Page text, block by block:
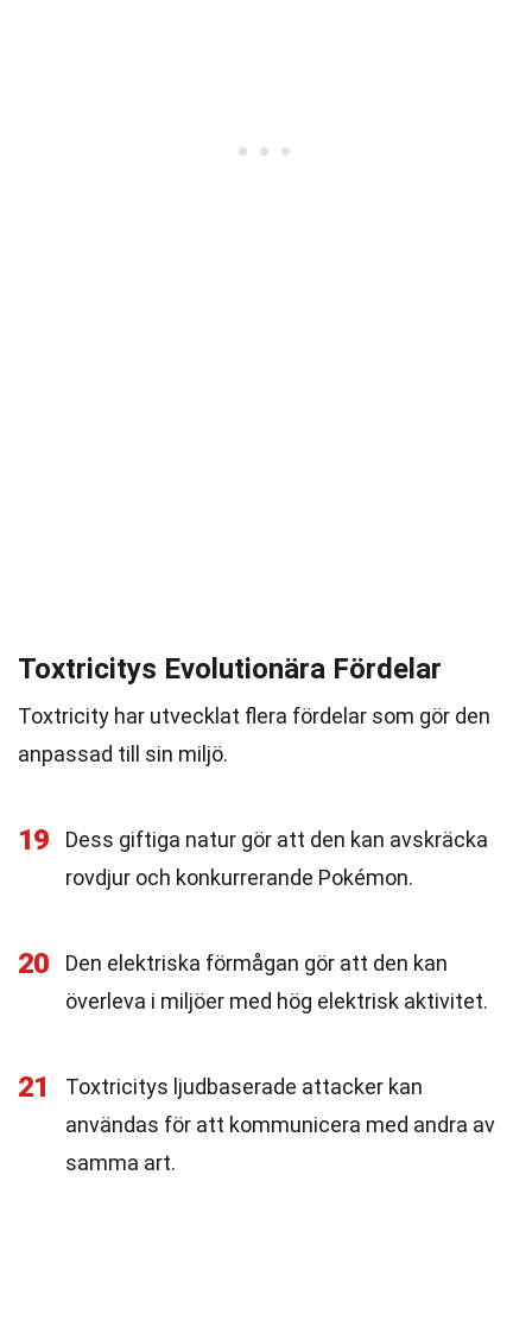
Toxtricitys Evolutionära Fördelar
Toxtricity har utvecklat flera fördelar som gör den
anpassad till sin miljö.
19
Dess giftiga natur gör att den kan avskräcka
rovdjur och konkurrerande Pokémon.
20
Den elektriska förmågan gör att den kan
överleva i miljöer med hög elektrisk aktivitet.
21
Toxtricitys ljudbaserade attacker kan
användas för att kommunicera med andra av
samma art.